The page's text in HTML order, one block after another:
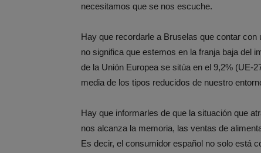
necesitamos que se nos escuche.
Hay que recordarle a Bruselas que contar
no significa que estemos en la franja baja del
de la Unión Europea se sitúa en el 9,2% (UE-
media de los tipos reducidos de nuestro
Hay que informarles de que la situación que
nos alcanza la memoria, las ventas de
Es decir, el consumidor español no solo está